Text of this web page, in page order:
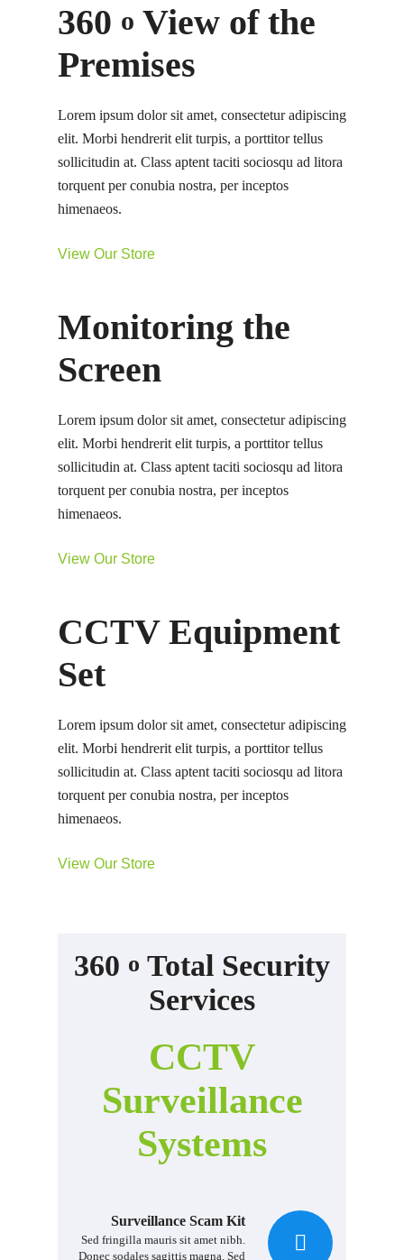
360 o View of the
Premises
Lorem ipsum dolor sit amet, consectetur adipiscing
elit. Morbi hendrerit elit turpis, a porttitor tellus
sollicitudin at. Class aptent taciti sociosqu ad litora
torquent per conubia nostra, per inceptos
himenaeos.
View Our Store
Monitoring the
Screen
Lorem ipsum dolor sit amet, consectetur adipiscing
elit. Morbi hendrerit elit turpis, a porttitor tellus
sollicitudin at. Class aptent taciti sociosqu ad litora
torquent per conubia nostra, per inceptos
himenaeos.
View Our Store
CCTV Equipment
Set
Lorem ipsum dolor sit amet, consectetur adipiscing
elit. Morbi hendrerit elit turpis, a porttitor tellus
sollicitudin at. Class aptent taciti sociosqu ad litora
torquent per conubia nostra, per inceptos
himenaeos.
View Our Store
360 o Total Security
Services
CCTV
Surveillance
Systems
Surveillance Scam Kit
Sed fringilla mauris sit amet nibh.
Donec sodales sagittis magna. Sed